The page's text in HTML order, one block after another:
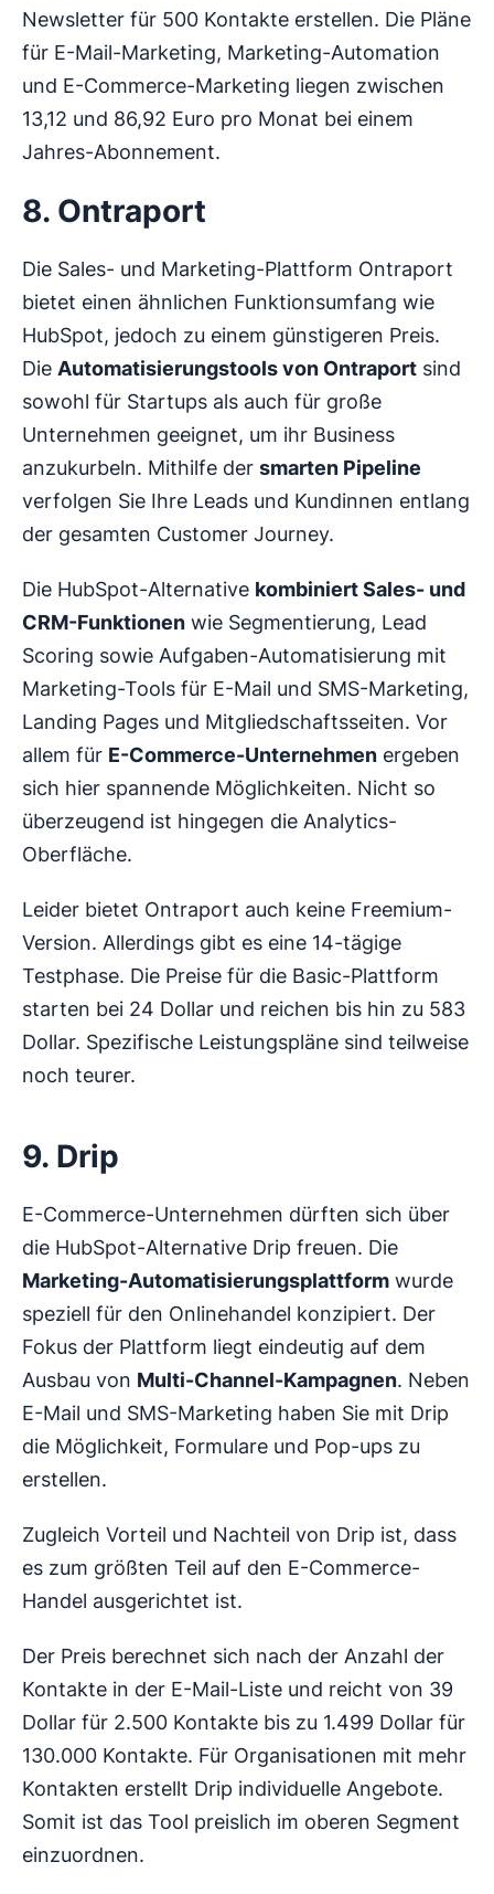
Newsletter für 500 Kontakte erstellen. Die Pläne
für E-Mail-Marketing, Marketing-Automation
und E-Commerce-Marketing liegen zwischen
13,12 und 86,92 Euro pro Monat bei einem
Jahres-Abonnement.
8. Ontraport
Die Sales- und Marketing-Plattform Ontraport
bietet einen ähnlichen Funktionsumfang wie
HubSpot, jedoch zu einem günstigeren Preis.
Die Automatisierungstools von Ontraport sind
sowohl für Startups als auch für große
Unternehmen geeignet, um ihr Business
anzukurbeln. Mithilfe der smarten Pipeline
verfolgen Sie Ihre Leads und Kundinnen entlang
der gesamten Customer Journey.
Die HubSpot-Alternative kombiniert Sales- und
CRM-Funktionen wie Segmentierung, Lead
Scoring sowie Aufgaben-Automatisierung mit
Marketing-Tools für E-Mail und SMS-Marketing,
Landing Pages und Mitgliedschaftsseiten. Vor
allem für E-Commerce-Unternehmen ergeben
sich hier spannende Möglichkeiten. Nicht so
überzeugend ist hingegen die Analytics-
Oberfläche.
Leider bietet Ontraport auch keine Freemium-
Version. Allerdings gibt es eine 14-tägige
Testphase. Die Preise für die Basic-Plattform
starten bei 24 Dollar und reichen bis hin zu 583
Dollar. Spezifische Leistungspläne sind teilweise
noch teurer.
9. Drip
E-Commerce-Unternehmen dürften sich über
die HubSpot-Alternative Drip freuen. Die
Marketing-Automatisierungsplattform wurde
speziell für den Onlinehandel konzipiert. Der
Fokus der Plattform liegt eindeutig auf dem
Ausbau von Multi-Channel-Kampagnen. Neben
E-Mail und SMS-Marketing haben Sie mit Drip
die Möglichkeit, Formulare und Pop-ups zu
erstellen.
Zugleich Vorteil und Nachteil von Drip ist, dass
es zum größten Teil auf den E-Commerce-
Handel ausgerichtet ist.
Der Preis berechnet sich nach der Anzahl der
Kontakte in der E-Mail-Liste und reicht von 39
Dollar für 2.500 Kontakte bis zu 1.499 Dollar für
130.000 Kontakte. Für Organisationen mit mehr
Kontakten erstellt Drip individuelle Angebote.
Somit ist das Tool preislich im oberen Segment
einzuordnen.